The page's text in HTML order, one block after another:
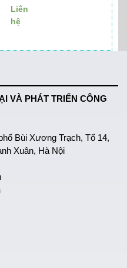
Liên
hệ
VÀ PHÁT TRIỂN CÔNG
Bùi Xương Trạch, Tổ 14,
Xuân, Hà Nội